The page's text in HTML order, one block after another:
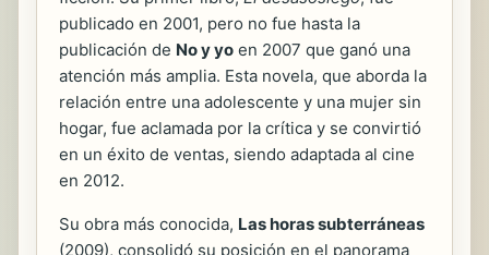
publicado en 2001, pero no fue hasta la
publicación de No y yo en 2007 que ganó una
atención más amplia. Esta novela, que aborda la
relación entre una adolescente y una mujer sin
hogar, fue aclamada por la crítica y se convirtió
en un éxito de ventas, siendo adaptada al cine
en 2012.
Su obra más conocida, Las horas subterráneas
(2009), consolidó su posición en el panorama